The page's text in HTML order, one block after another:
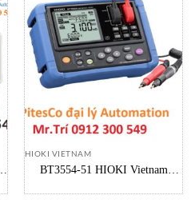
HIOKI VIETNAM
BT3554-51 HIOKI Vietnam